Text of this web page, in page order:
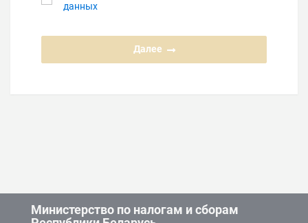
данных
Далее
Министерство по налогам и сборам